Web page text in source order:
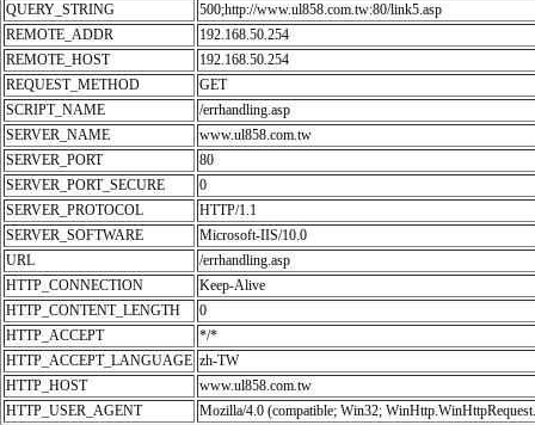
QUERY_STRING
500;http://www.ul858.com.tw:80/link5.asp
REMOTE_ADDR
192.168.50.254
REMOTE_HOST
192.168.50.254
REQUEST_METHOD
GET
SCRIPT_NAME
/errhandling.asp
SERVER_NAME
www.ul858.com.tw
SERVER_PORT
80
SERVER_PORT_SECURE
0
SERVER_PROTOCOL
HTTP/1.1
SERVER_SOFTWARE
Microsoft-IIS/10.0
URL
/errhandling.asp
HTTP_CONNECTION
Keep-Alive
HTTP_CONTENT_LENGTH
0
HTTP_ACCEPT
*/*
HTTP_ACCEPT_LANGUAGE zh-TW
HTTP_HOST
www.ul858.com.tw
HTTP_USER_AGENT
Mozilla/4.0 (compatible; Win32;